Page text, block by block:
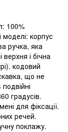
100%
моделі: корпус
ручка, яка
і бічна
кодовий
що не
градусів.
для фіксації.
речей.
поклажу.